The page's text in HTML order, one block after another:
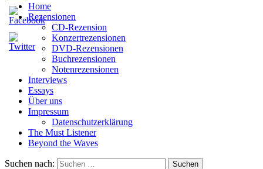
Home
Rezensionen
CD-Rezension
Konzertrezensionen
DVD-Rezensionen
Buchrezensionen
Notenrezensionen
Interviews
Essays
Über uns
Impressum
Datenschutzerklärung
The Must Listener
Beyond the Waves
Suchen nach: